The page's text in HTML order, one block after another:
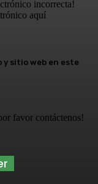
incorrecta!
aquí
y sitio web en este
favor contáctenos!